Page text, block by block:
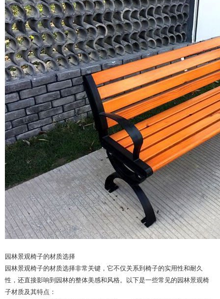
园林景观椅子的材质选择
园林景观椅子的材质选择非常关键，它不仅关系到椅子的实用性和耐久
性，还直接影响到园林的整体美感和风格。以下是一些常见的园林景观椅
子材质及其特点：